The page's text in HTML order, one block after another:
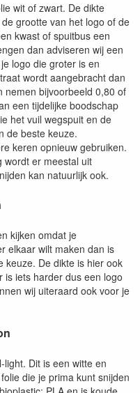
wit of zwart. De dikte
grootte van het logo of de
kwast of spuitbus een
dan adviseren wij een
logo die groter is en
wordt aangebracht dan
nemen bijvoorbeeld 0,80 of
een tijdelijke boodschap
het vuil wegspuit en de
de beste keuze.
keren opnieuw gebruiken.
wordt er meestal uit
kan natuurlijk ook.
kijken omdat je
elkaar wilt maken dan is
keuze. De dikte is hier ook
is iets harder dus een logo
wij uiteraard ook voor je
Dit is een witte en
die je prima kunt snijden